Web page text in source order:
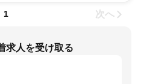
1 次へ
求人を受け取る